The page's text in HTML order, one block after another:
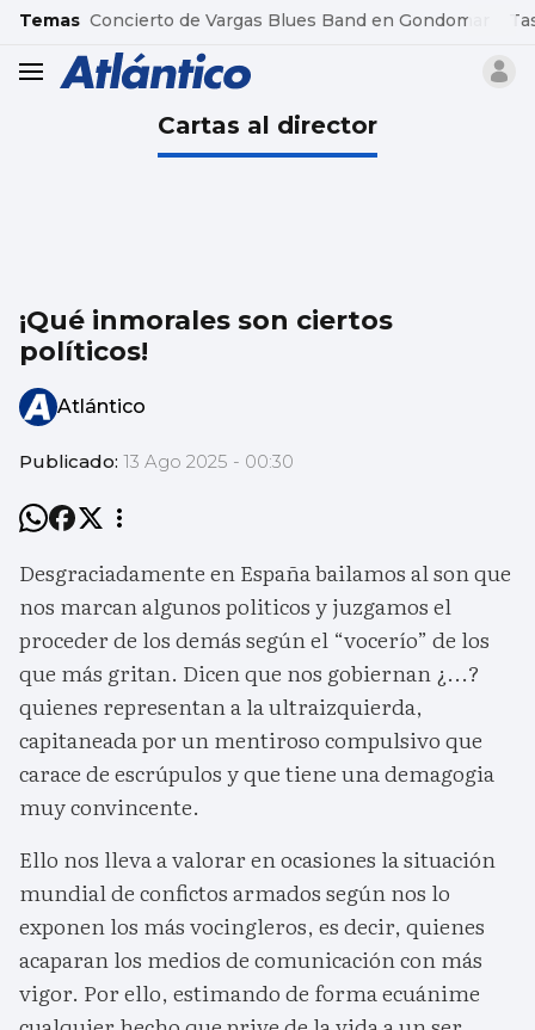
common.go-to-content
Temas Concierto de Vargas Blues Band en Gondomar
header.menu.open
Cartas al director
¡Qué inmorales son ciertos
políticos!
Atlántico
Publicado: 13 Ago 2025 - 00:30
Desgraciadamente en España bailamos al son que
nos marcan algunos politicos y juzgamos el
proceder de los demás según el “vocerío” de los
que más gritan. Dicen que nos gobiernan ¿...?
quienes representan a la ultraizquierda,
capitaneada por un mentiroso compulsivo que
carace de escrúpulos y que tiene una demagogia
muy convincente.
Ello nos lleva a valorar en ocasiones la situación
mundial de confictos armados según nos lo
exponen los más vocingleros, es decir, quienes
acaparan los medios de comunicación con más
vigor. Por ello, estimando de forma ecuánime